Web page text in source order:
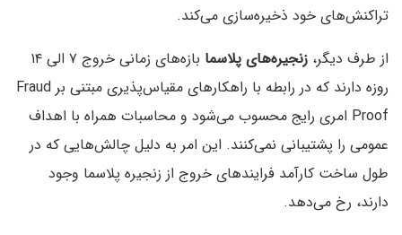
تراکنش‌های خود ذخیره‌سازی می‌کند.
از طرف دیگر‌، زنجیره‌های پلاسما
بازه‌های زمانی خروج ۷ الی ۱۴
روزه دارند که در رابطه با راهکارهای مقیاس‌‌پذیری مبتنی بر Fraud
Proof امری رایج محسوب می‌شود‌ و محاسبات همراه با اهداف
عمومی را پشتیبانی نمی‌کنند. این امر به دلیل چالش‌هایی که در
طول ساخت کارآمد فرایند‌های خروج از زنجیره پلاسما وجود
دارند‌، رخ می‌دهد.